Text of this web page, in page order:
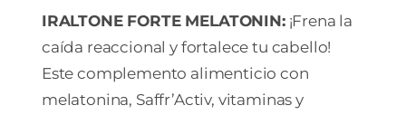
IRALTONE FORTE MELATONIN:¡Frena la
caída reaccional y fortalece tu cabello!
Este complemento alimenticio con
melatonina, Saffr’Activ, vitaminas y